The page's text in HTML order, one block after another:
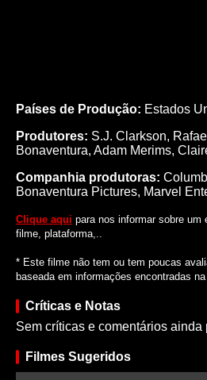
Países de Produção: Estados
Produtores: S.J. Clarkson,
Bonaventura, Adam Merims,
Companhia produtoras:
Bonaventura Pictures, Marvel
Clique aqui para nos informar sobre um
filme, plataforma,..
* Este filme não tem ou tem poucas
baseada em informações encontradas na
Críticas e Notas
Sem críticas e comentários ainda
Filmes Sugeridos